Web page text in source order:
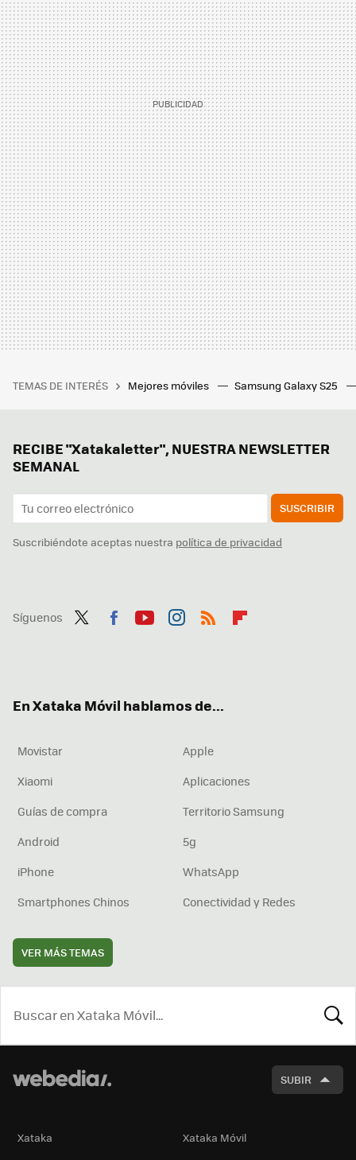
TEMAS DE INTERÉS Mejores móviles Samsung Galaxy S25
RECIBE "Xatakaletter", NUESTRA NEWSLETTER
SEMANAL
SUSCRIBIR
Suscribiéndote aceptas nuestra política de privacidad
Síguenos
En Xataka Móvil hablamos de...
Movistar
Apple
Xiaomi
Aplicaciones
Guías de compra
Territorio Samsung
Android
5g
iPhone
WhatsApp
Smartphones Chinos
Conectividad y Redes
VER MÁS TEMAS
SUBIR
Xataka
Xataka Móvil